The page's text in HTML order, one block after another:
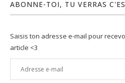
ABONNE-TOI, TU VERRAS
Saisis ton adresse e-mail pour
article <3
Adresse
e-